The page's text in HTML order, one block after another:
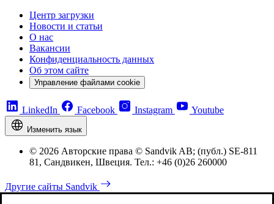
Центр загрузки
Новости и статьи
О нас
Вакансии
Конфиденциальность данных
Об этом сайте
Управление файлами cookie
LinkedIn Facebook Instagram Youtube
Изменить язык
© 2026 Авторские права © Sandvik AB; (публ.) SE-811
81, Сандвикен, Швеция. Тел.: +46 (0)26 260000
Другие сайты Sandvik